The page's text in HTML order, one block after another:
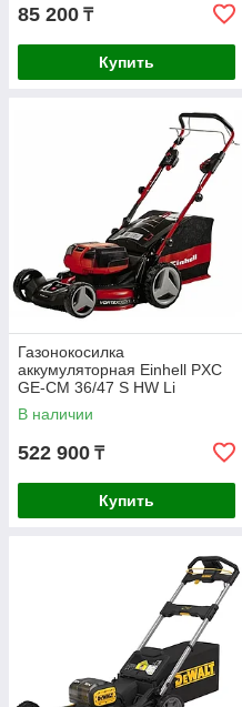
85 200 ₸
Купить
Газонокосилка
аккумуляторная Einhell PXC
GE-CM 36/47 S HW Li
4x4.0Ah 3413200
В наличии
522 900 ₸
Купить